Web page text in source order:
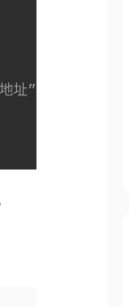
”，就可以找到